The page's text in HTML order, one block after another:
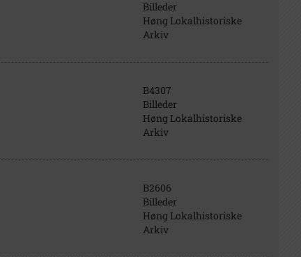
Billeder
Høng Lokalhistoriske
Arkiv
B4307
Billeder
Høng Lokalhistoriske
Arkiv
B2606
Billeder
Høng Lokalhistoriske
Arkiv